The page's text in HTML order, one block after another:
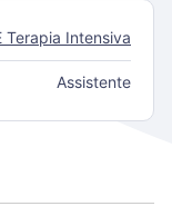
Terapia Intensiva
Assistente